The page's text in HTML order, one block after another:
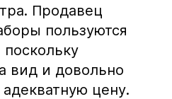
Продавец
пользуются
вид и довольно
цену.